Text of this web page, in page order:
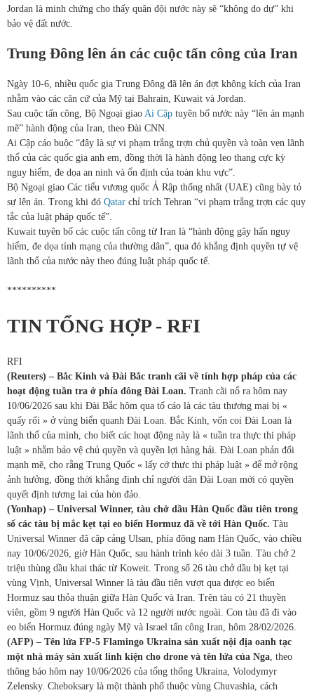
Jordan là minh chứng cho thấy quân đội nước này sẽ “không do dự” khi
bảo vệ đất nước.
Trung Đông lên án các cuộc tấn công của Iran
Ngày 10-6, nhiều quốc gia Trung Đông đã lên án đợt không kích của Iran
nhằm vào các căn cứ của Mỹ tại Bahrain, Kuwait và Jordan.
Sau cuộc tấn công, Bộ Ngoại giao Ai Cập tuyên bố nước này “lên án mạnh
mẽ” hành động của Iran, theo Đài CNN.
Ai Cập cáo buộc “đây là sự vi phạm trắng trợn chủ quyền và toàn vẹn lãnh
thổ của các quốc gia anh em, đồng thời là hành động leo thang cực kỳ
nguy hiểm, đe dọa an ninh và ổn định của toàn khu vực”.
Bộ Ngoại giao Các tiểu vương quốc Ả Rập thống nhất (UAE) cũng bày tỏ
sự lên án. Trong khi đó Qatar chỉ trích Tehran “vi phạm trắng trợn các quy
tắc của luật pháp quốc tế”.
Kuwait tuyên bố các cuộc tấn công từ Iran là “hành động gây hấn nguy
hiểm, đe dọa tính mạng của thường dân”, qua đó khẳng định quyền tự vệ
lãnh thổ của nước này theo đúng luật pháp quốc tế.
**********
TIN TỔNG HỢP - RFI
RFI
(Reuters) – Bắc Kinh và Đài Bắc tranh cãi về tính hợp pháp của các
hoạt động tuần tra ở phía đông Đài Loan. Tranh cãi nổ ra hôm nay
10/06/2026 sau khi Đài Bắc hôm qua tố cáo là các tàu thương mại bị «
quấy rối » ở vùng biển quanh Đài Loan. Bắc Kinh, vốn coi Đài Loan là
lãnh thổ của mình, cho biết các hoạt động này là « tuần tra thực thi pháp
luật » nhằm bảo vệ chủ quyền và quyền lợi hàng hải. Đài Loan phản đối
mạnh mẽ, cho rằng Trung Quốc « lấy cớ thực thi pháp luật » để mở rộng
ảnh hưởng, đồng thời khẳng định chỉ người dân Đài Loan mới có quyền
quyết định tương lai của hòn đảo.
(Yonhap) – Universal Winner, tàu chở dầu Hàn Quốc đầu tiên trong
số các tàu bị mắc kẹt tại eo biển Hormuz đã về tới Hàn Quốc. Tàu
Universal Winner đã cập cảng Ulsan, phía đông nam Hàn Quốc, vào chiều
nay 10/06/2026, giờ Hàn Quốc, sau hành trình kéo dài 3 tuần. Tàu chở 2
triệu thùng dầu khai thác từ Koweit. Trong số 26 tàu chở dầu bị kẹt tại
vùng Vịnh, Universal Winner là tàu đầu tiên vượt qua được eo biển
Hormuz sau thỏa thuận giữa Hàn Quốc và Iran. Trên tàu có 21 thuyền
viên, gồm 9 người Hàn Quốc và 12 người nước ngoài. Con tàu đã đi vào
eo biển Hormuz đúng ngày Mỹ và Israel tấn công Iran, hôm 28/02/2026.
(AFP) – Tên lửa FP-5 Flamingo Ukraina sản xuất nội địa oanh tạc
một nhà máy sản xuất linh kiện cho drone và tên lửa của Nga , theo
thông báo hôm nay 10/06/2026 của tổng thống Ukraina, Volodymyr
Zelensky. Cheboksary là một thành phố thuộc vùng Chuvashia, cách